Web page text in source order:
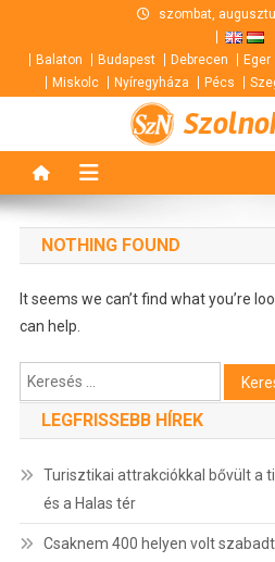
content
szombat,
Balaton Budapest Debrecen Eger
Miskolc
Nyíregyháza Pécs
NOTHING FOUND
It seems we can’t find what you’re
can help.
Keresés:
LEGFRISSEBB HÍREK
Turisztikai attrakciókkal bővült a
és a Halas tér
Csaknem 400 helyen volt